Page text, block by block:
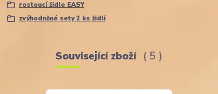
rostoucí židle EASY
zvýhodněné sety 2 ks židlí
Související zboží 5